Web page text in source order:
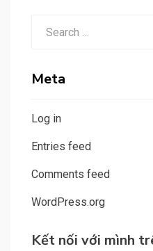
tháng
Meta
Log in
Entries feed
Comments feed
WordPress.org
Kết nối với mình